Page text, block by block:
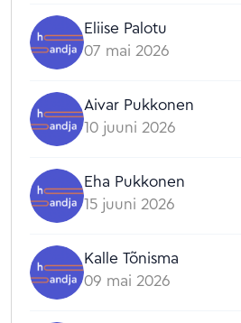
Eliise Palotu
07 mai 2026
Aivar Pukkonen
10 juuni 2026
Eha Pukkonen
15 juuni 2026
Kalle Tõnisma
09 mai 2026